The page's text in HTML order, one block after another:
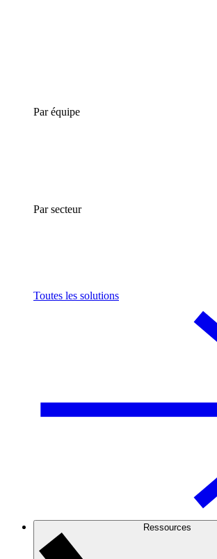
Par équipe
Par secteur
Toutes les solutions
Ressources